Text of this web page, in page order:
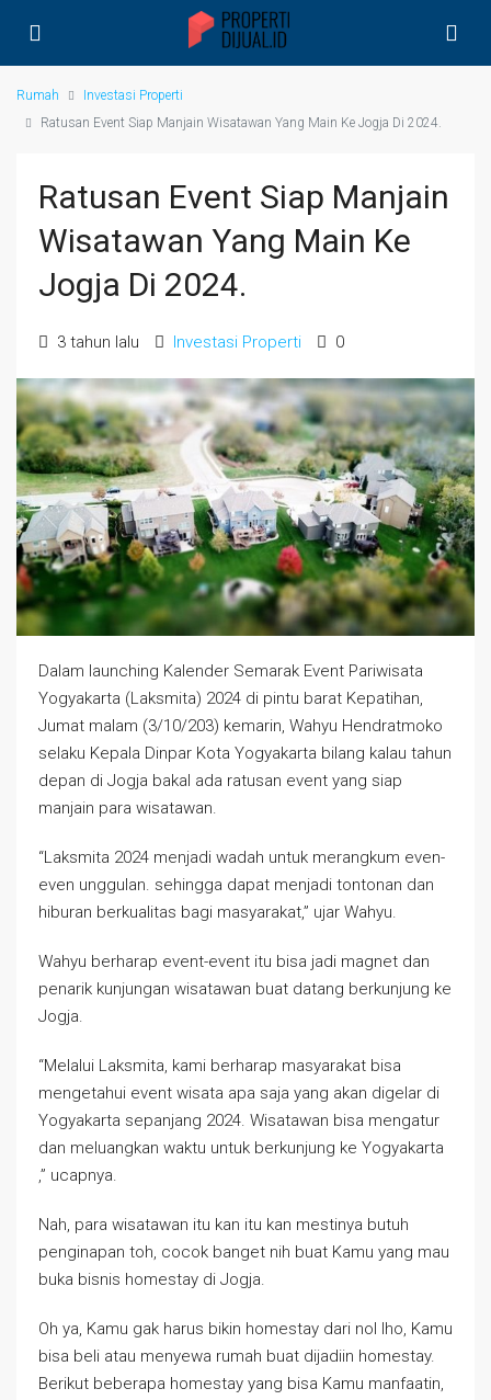
Rumah
Investasi Properti
Ratusan Event Siap Manjain Wisatawan Yang Main Ke Jogja Di 2024.
Ratusan Event Siap Manjain
Wisatawan Yang Main Ke
Jogja Di 2024.
3 tahun lalu Investasi Properti 0
Dalam launching Kalender Semarak Event Pariwisata
Yogyakarta (Laksmita) 2024 di pintu barat Kepatihan,
Jumat malam (3/10/203) kemarin, Wahyu Hendratmoko
selaku Kepala Dinpar Kota Yogyakarta bilang kalau tahun
depan di Jogja bakal ada ratusan event yang siap
manjain para wisatawan.
“Laksmita 2024 menjadi wadah untuk merangkum even-
even unggulan. sehingga dapat menjadi tontonan dan
hiburan berkualitas bagi masyarakat,” ujar Wahyu.
Wahyu berharap event-event itu bisa jadi magnet dan
penarik kunjungan wisatawan buat datang berkunjung ke
Jogja.
“Melalui Laksmita, kami berharap masyarakat bisa
mengetahui event wisata apa saja yang akan digelar di
Yogyakarta sepanjang 2024. Wisatawan bisa mengatur
dan meluangkan waktu untuk berkunjung ke Yogyakarta
,” ucapnya.
Nah, para wisatawan itu kan itu kan mestinya butuh
penginapan toh, cocok banget nih buat Kamu yang mau
buka bisnis homestay di Jogja.
Oh ya, Kamu gak harus bikin homestay dari nol lho, Kamu
bisa beli atau menyewa rumah buat dijadiin homestay.
Berikut beberapa homestay yang bisa Kamu manfaatin,